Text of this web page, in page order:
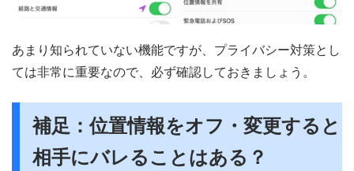
あまり知られていない機能ですが、プライバシー対策とし
ては非常に重要なので、必ず確認しておきましょう。
補足：位置情報をオフ・変更すると
相手にバレることはある？